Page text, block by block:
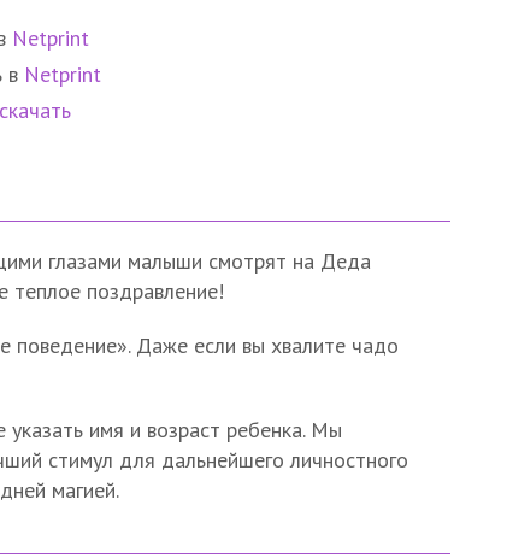
Netprint
в Netprint
глазами малыши смотрят на Деда
теплое поздравление!
Даже если вы хвалите чадо
имя и возраст ребенка. Мы
стимул для дальнейшего личностного
магией.